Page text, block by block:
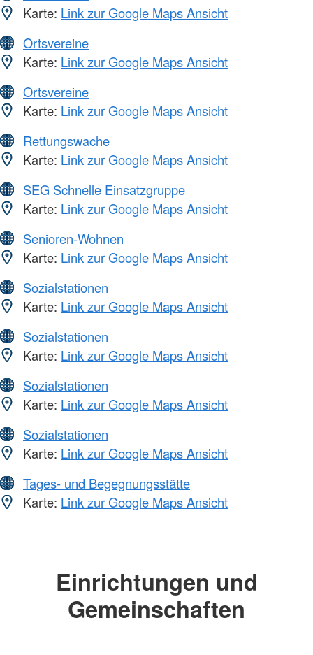
Karte: Link zur Google Maps Ansicht
Ortsvereine
Karte: Link zur Google Maps Ansicht
Ortsvereine
Karte: Link zur Google Maps Ansicht
Rettungswache
Karte: Link zur Google Maps Ansicht
SEG Schnelle Einsatzgruppe
Karte: Link zur Google Maps Ansicht
Senioren-Wohnen
Karte: Link zur Google Maps Ansicht
Sozialstationen
Karte: Link zur Google Maps Ansicht
Sozialstationen
Karte: Link zur Google Maps Ansicht
Sozialstationen
Karte: Link zur Google Maps Ansicht
Sozialstationen
Karte: Link zur Google Maps Ansicht
Tages- und Begegnungsstätte
Karte: Link zur Google Maps Ansicht
Einrichtungen und
Gemeinschaften